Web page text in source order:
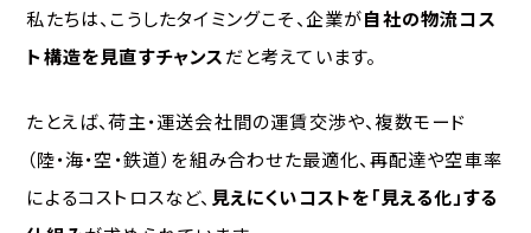
私たちは、こうしたタイミングこそ、企業が自社の物流コス
ト構造を見直すチャンスだと考えています。
たとえば、荷主・運送会社間の運賃交渉や、複数モード
（陸・海・空・鉄道）を組み合わせた最適化、再配達や空車率
によるコストロスなど、 見えにくいコストを「見える化」する